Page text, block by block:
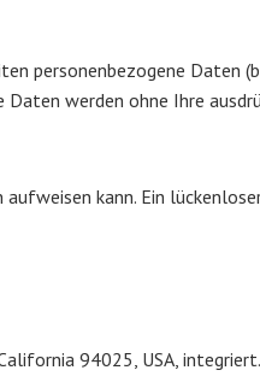
personenbezogene Daten
werden ohne Ihre
kann. Ein
94025, USA,